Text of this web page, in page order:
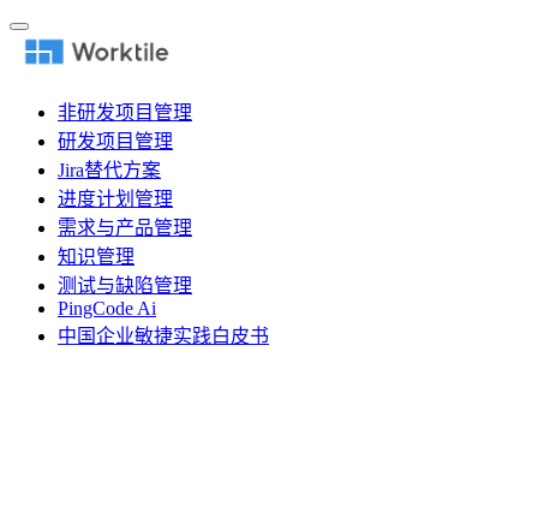
非研发项目管理
研发项目管理
Jira替代方案
进度计划管理
需求与产品管理
知识管理
测试与缺陷管理
PingCode Ai
中国企业敏捷实践白皮书